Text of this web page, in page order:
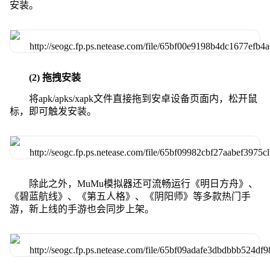
安装。
(2) 拖拽安装
将apk/apks/xapk文件直接拖到安卓设备页面内，松开鼠
标，即可触发安装。
除此之外，MuMu模拟器还可流畅运行《明日方舟》、
《碧蓝航线》、《第五人格》、《阴阳师》等多款热门手
游，新上线的手游也会同步上架。